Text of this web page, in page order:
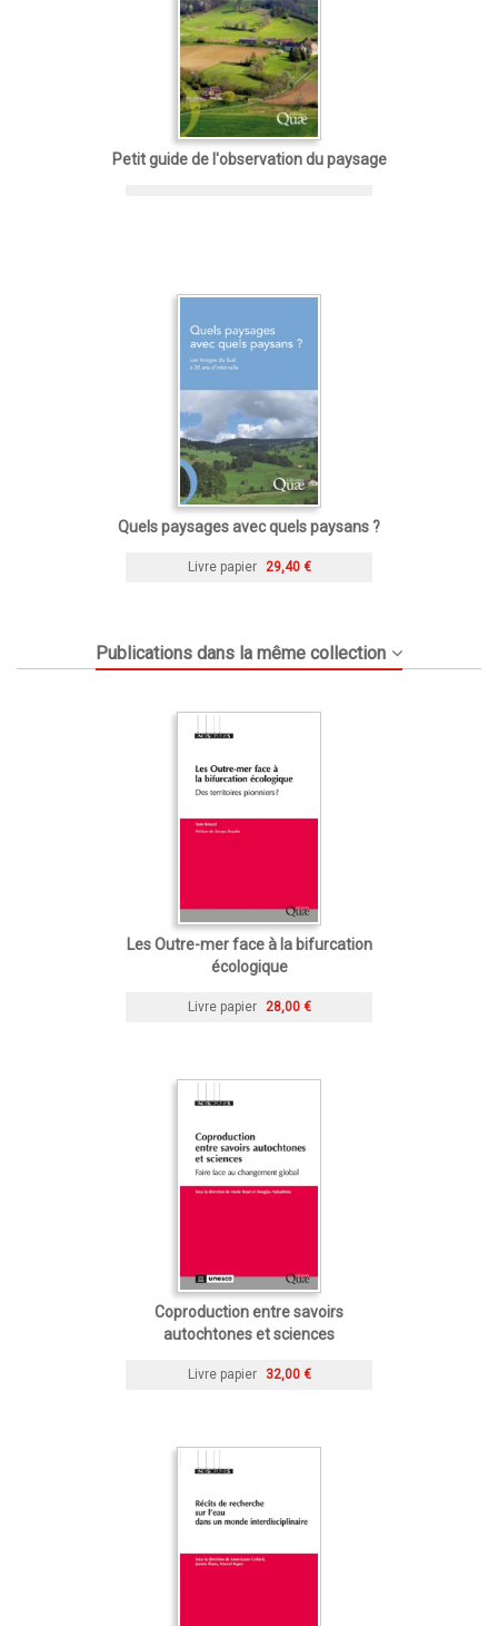
Petit guide de l'observation du paysage
Quels paysages avec quels paysans ?
Livre papier 29,40 €
Publications dans la même collection
Les Outre-mer face à la bifurcation
écologique
Livre papier 28,00 €
Coproduction entre savoirs
autochtones et sciences
Livre papier 32,00 €